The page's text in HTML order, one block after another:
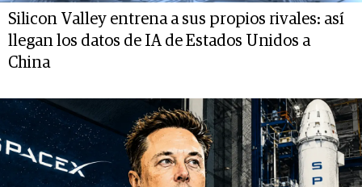
Silicon Valley entrena a sus propios rivales: así
llegan los datos de IA de Estados Unidos a
China